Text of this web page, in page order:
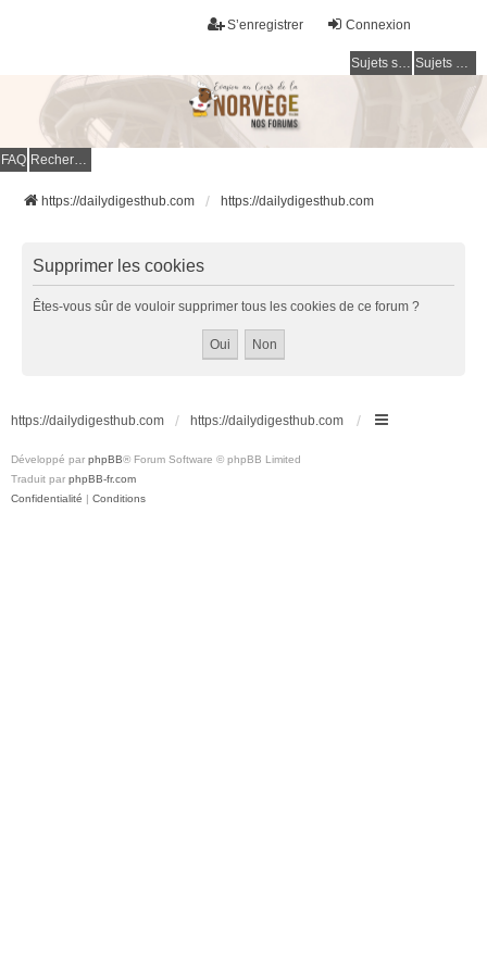
Connexion
S’enregistrer
Sujets sans réponse Sujets actifs
FAQ Rechercher
https://dailydigesthub.com https://dailydigesthub.com
Supprimer les cookies
Êtes-vous sûr de vouloir supprimer tous les cookies de ce forum ?
https://dailydigesthub.com https://dailydigesthub.com
Développé par phpBB® Forum Software © phpBB Limited
Traduit par phpBB-fr.com
Confidentialité | Conditions